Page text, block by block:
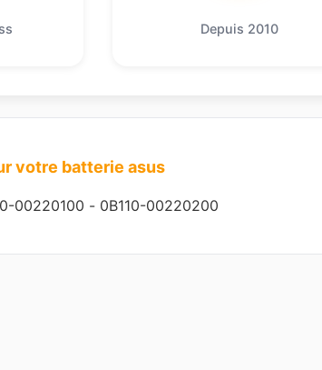
Depuis 2010
votre batterie asus
00220100 - 0B110-00220200